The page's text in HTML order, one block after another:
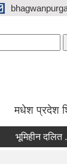
मधेश प्रदेश
भूमिहीन दलित .